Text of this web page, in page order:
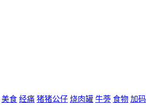
美食 经痛 猪猪公仔 烧肉罐 牛蒡 食物 加码